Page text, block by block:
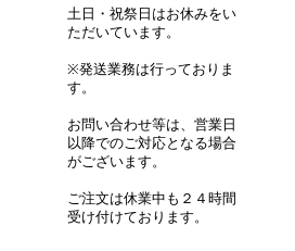
土日・祝祭日はお休みをい
ただいています。
※発送業務は行っておりま
す。
お問い合わせ等は、営業日
以降でのご対応となる場合
がございます。
ご注文は休業中も２４時間
受け付けております。